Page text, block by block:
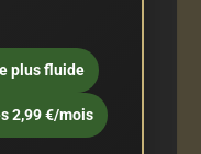
plus fluide
2,99 €/mois